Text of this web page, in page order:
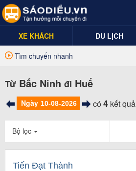
XE KHÁCH DU LỊCH
Tìm chuyến nhanh
Từ Bắc Ninh đi Huế
Ngày có 4 kết quả
Bộ lọc
Tiến Đạt Thành